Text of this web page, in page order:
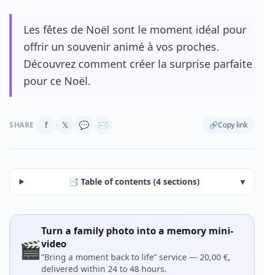
Les fêtes de Noël sont le moment idéal pour
offrir un souvenir animé à vos proches.
Découvrez comment créer la surprise parfaite
pour ce Noël.
SHARE f 𝕏 💬 ✉ 🔗Copy link
📑 Table of contents (4 sections) ▾
🎬
Turn a family photo into a memory mini-
video
“Bring a moment back to life” service — 20,00 €,
delivered within 24 to 48 hours.